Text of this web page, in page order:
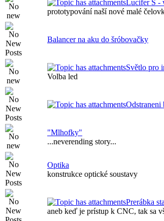
Lucifer S -
prototypování naší nové malé
Balancer na aku do šróbovačky
Světlo pro
Volba led
"Mlhofky"
...neverending story...
Optika
konstrukce optické soustavy
Prerábka
aneb keď je prístup k CNC, tak sa